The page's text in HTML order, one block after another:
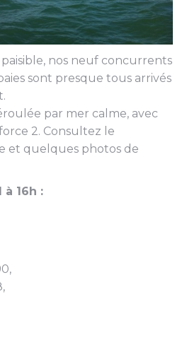
nos neuf concurrents
sont presque tous arrivés
par mer calme, avec
2. Consultez le
et quelques photos de
16h :